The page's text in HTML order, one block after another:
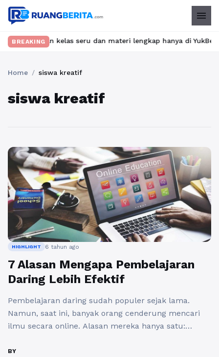
menu
BREAKING
kelas seru dan materi lengkap hanya di
Home / siswa kreatif
siswa kreatif
HIGHLIGHT 6 tahun ago
7 Alasan Mengapa Pembelajaran
Daring Lebih Efektif
Pembelajaran daring sudah populer sejak lama.
Namun, saat ini, banyak orang cenderung mencari
ilmu secara online. Alasan mereka hanya satu:
alasan mengapa belajar secara online jauh lebih
BY